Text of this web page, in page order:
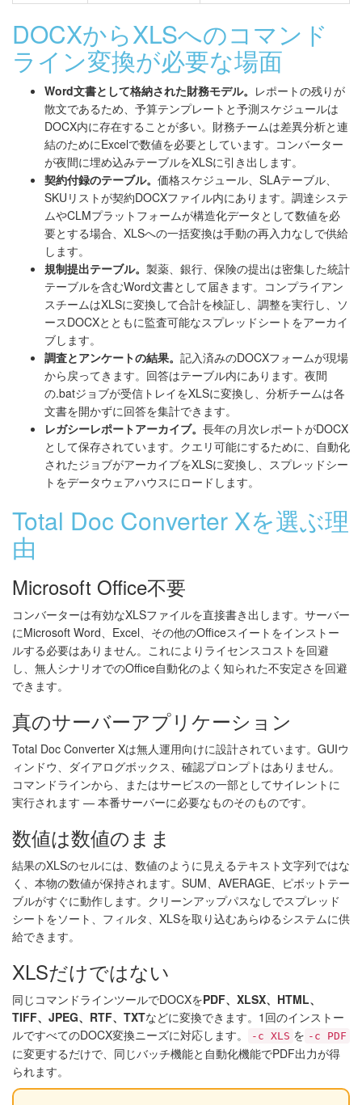
DOCXからXLSへのコマンド
ライン変換が必要な場面
Word文書として格納された財務モデル。 レポートの残りが
散文であるため、予算テンプレートと予測スケジュールは
DOCX内に存在することが多い。財務チームは差異分析と連
結のためにExcelで数値を必要としています。コンバーター
が夜間に埋め込みテーブルをXLSに引き出します。
契約付録のテーブル。 価格スケジュール、SLAテーブル、
SKUリストが契約DOCXファイル内にあります。調達システ
ムやCLMプラットフォームが構造化データとして数値を必
要とする場合、XLSへの一括変換は手動の再入力なしで供給
します。
規制提出テーブル。 製薬、銀行、保険の提出は密集した統計
テーブルを含むWord文書として届きます。コンプライアン
スチームはXLSに変換して合計を検証し、調整を実行し、ソ
ースDOCXとともに監査可能なスプレッドシートをアーカイ
ブします。
調査とアンケートの結果。 記入済みのDOCXフォームが現場
から戻ってきます。回答はテーブル内にあります。夜間
の.batジョブが受信トレイをXLSに変換し、分析チームは各
文書を開かずに回答を集計できます。
レガシーレポートアーカイブ。 長年の月次レポートがDOCX
として保存されています。クエリ可能にするために、自動化
されたジョブがアーカイブをXLSに変換し、スプレッドシー
トをデータウェアハウスにロードします。
Total Doc Converter Xを選ぶ理
由
Microsoft Office不要
コンバーターは有効なXLSファイルを直接書き出します。サーバー
にMicrosoft Word、Excel、その他のOfficeスイートをインストー
ルする必要はありません。これによりライセンスコストを回避
し、無人シナリオでのOffice自動化のよく知られた不安定さを回避
できます。
真のサーバーアプリケーション
Total Doc Converter Xは無人運用向けに設計されています。GUIウ
ィンドウ、ダイアログボックス、確認プロンプトはありません。
コマンドラインから、またはサービスの一部としてサイレントに
実行されます — 本番サーバーに必要なものそのものです。
数値は数値のまま
結果のXLSのセルには、数値のように見えるテキスト文字列ではな
く、本物の数値が保持されます。SUM、AVERAGE、ピボットテー
ブルがすぐに動作します。クリーンアップパスなしでスプレッド
シートをソート、フィルタ、XLSを取り込むあらゆるシステムに供
給できます。
XLSだけではない
同じコマンドラインツールでDOCXをPDF、XLSX、HTML、
TIFF、JPEG、RTF、TXTなどに変換できます。1回のインストー
ルですべてのDOCX変換ニーズに対応します。
-c XLS を -c PDF
に変更するだけで、同じバッチ機能と自動化機能でPDF出力が得
られます。